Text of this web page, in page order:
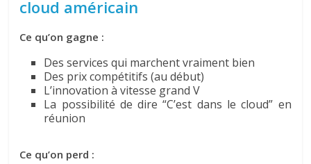
cloud américain
Ce qu’on gagne :
Des services qui marchent vraiment bien
Des prix compétitifs (au début)
L’innovation à vitesse grand V
La possibilité de dire “C’est dans le cloud” en
réunion
Ce qu’on perd :